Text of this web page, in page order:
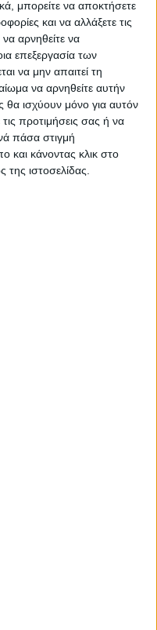
μπορείτε να αποκτήσετε
και να αλλάξετε τις
αρνηθείτε να
επεξεργασία των
να μην απαιτεί τη
να αρνηθείτε αυτήν
θα ισχύουν μόνο για αυτόν
προτιμήσεις σας ή να
πάσα στιγμή
και κάνοντας κλικ στο
ιστοσελίδας.